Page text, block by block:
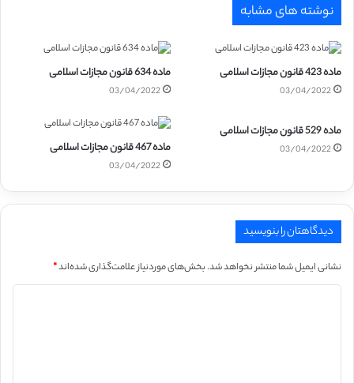
نوشته های مشابه
ماده 423 قانون مجازات اسلامی
03/04/2022
ماده 634 قانون مجازات اسلامی
03/04/2022
ماده 529 قانون مجازات اسلامی
03/04/2022 ماده 467 قانون مجازات اسلامی
03/04/2022
دیدگاهتان را بنویسید
نشانی ایمیل شما منتشر نخواهد شد.بخش‌های موردنیاز علامت‌گذاری شده‌اند*